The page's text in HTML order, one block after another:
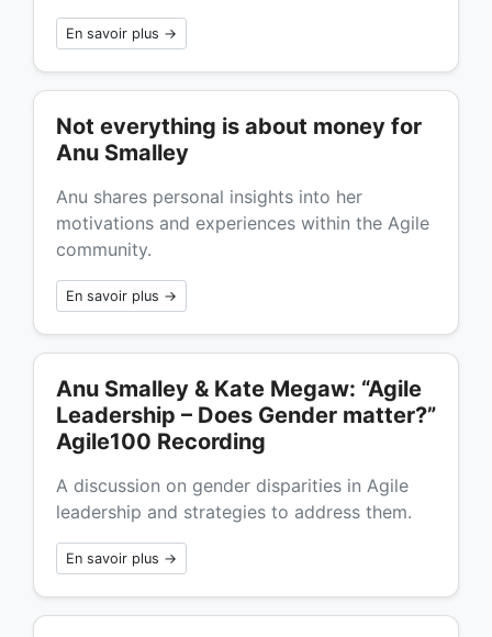
En savoir plus →
Not everything is about money for
Anu Smalley
Anu shares personal insights into her
motivations and experiences within the Agile
community.
En savoir plus →
Anu Smalley & Kate Megaw: “Agile
Leadership – Does Gender matter?”
Agile100 Recording
A discussion on gender disparities in Agile
leadership and strategies to address them.
En savoir plus →